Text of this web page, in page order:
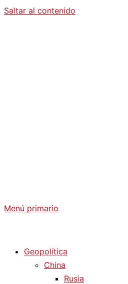
Saltar al contenido
Menú primario
Geopolítica
China
Rusia